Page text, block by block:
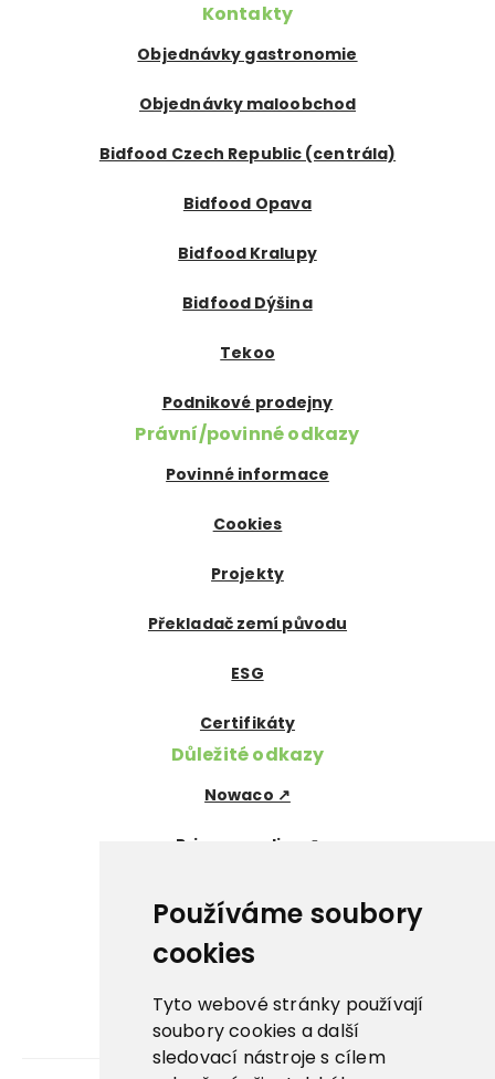
Používáme soubory
cookies
Tyto webové stránky používají
soubory cookies a další
sledovací nástroje s cílem
Kontakty
Objednávky gastronomie
Objednávky maloobchod
Bidfood Czech Republic (centrála)
Bidfood Opava
Bidfood Kralupy
Bidfood Dýšina
Tekoo
Podnikové prodejny
Právní/povinné odkazy
Povinné informace
Cookies
Projekty
Překladač zemí původu
ESG
Certifikáty
Důležité odkazy
Nowaco ↗
Prima zmrzlina ↗
Pegas Premium ↗
La Panna ↗
Nowaco market ↗
Banquet sous-vide ↗